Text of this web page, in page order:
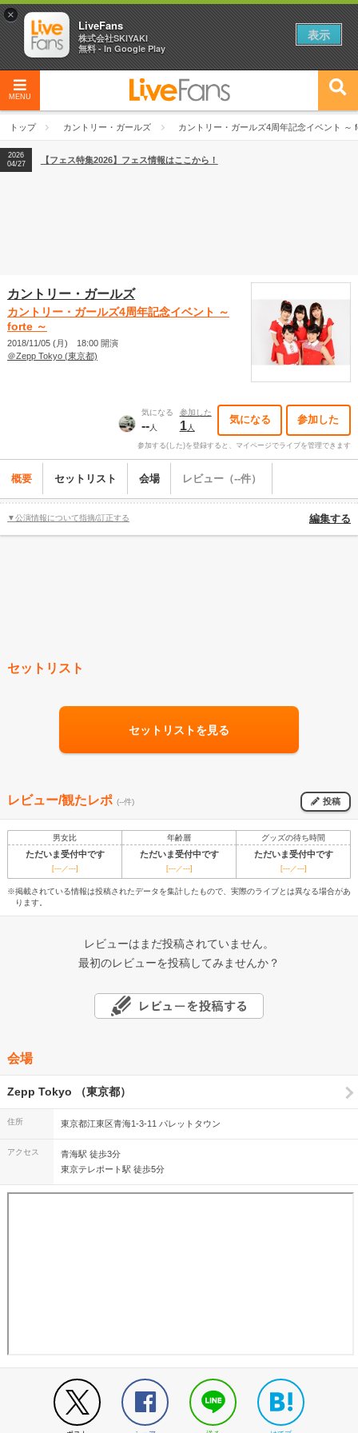
MENU
トップ カントリー・ガールズ カントリー・ガールズ4周年記念イベント ～
2026
04/27
2026
【ライブ動員ランキング】2026年上半期編発表！
2026
04/27
【フェス特集2026】フェス情報はここから！
カントリー・ガールズ
カントリー・ガールズ4周年記念イベント ～
forte ～
2018/11/05 (月) 18:00 開演
＠Zepp Tokyo (東京都)
気になる
--人
参加した
1人
気になる 参加した
参加する(した)を登録すると、マイページでライブを管理できます
概要 セットリスト 会場 レビュー（--件）
▼公演情報について指摘/訂正する 編集する
セットリスト
セットリストを見る
レビュー/観たレポ (--件) 投稿
男女比 年齢層 グッズの待ち時間
ただいま受付中です ただいま受付中です ただいま受付中です
[---／---] [---／---] [---／---]
※掲載されている情報は投稿されたデータを集計したもので、実際のライブとは異なる場合があ
ります。
レビューはまだ投稿されていません。
最初のレビューを投稿してみませんか？
会場
Zepp Tokyo （東京都）
住所 東京都江東区青海1-3-11 パレットタウン
アクセス
青海駅 徒歩3分
東京テレポート駅 徒歩5分
×
LiveFans
株式会社SKIYAKI
無料 - In Google Play
表示